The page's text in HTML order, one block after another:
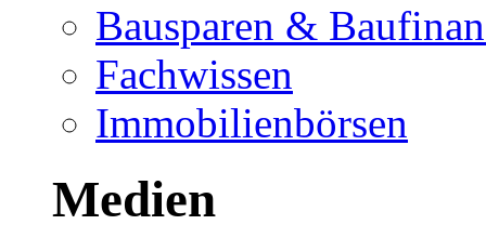
Bausparen &
Fachwissen
Immobilienbörsen
Medien